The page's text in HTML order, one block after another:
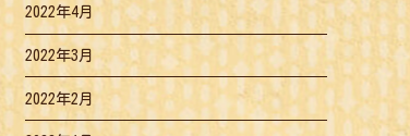
2022年4月
2022年3月
2022年2月